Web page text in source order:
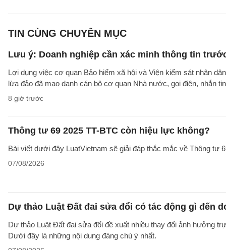
TIN CÙNG CHUYÊN MỤC
Lưu ý: Doanh nghiệp cần xác minh thông tin
Lợi dụng việc cơ quan Bảo hiểm xã hội và Viện kiểm sát nhân
lừa đảo đã mạo danh cán bộ cơ quan Nhà nước, gọi điện, nhắn
8 giờ trước
Thông tư 69 2025 TT-BTC còn hiệu lực không?
Bài viết dưới đây LuatVietnam sẽ giải đáp thắc mắc về Thông tư
07/08/2026
Dự thảo Luật Đất đai sửa đổi có tác động gì đến
Dự thảo Luật Đất đai sửa đổi đề xuất nhiều thay đổi ảnh hưởng
Dưới đây là những nội dung đáng chú ý nhất.